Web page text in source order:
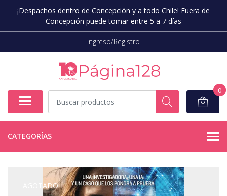
¡Despachos dentro de Concepción y a todo Chile! Fuera de
Concepción puede tomar entre 5 a 7 días
Ingreso/Registro
0
CATEGORÍAS
AGOTADO